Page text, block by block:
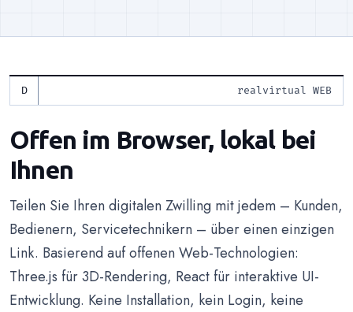
realvirtual WEB
Offen im Browser, lokal bei
Ihnen
Teilen Sie Ihren digitalen Zwilling mit jedem – Kunden,
Bedienern, Servicetechnikern – über einen einzigen
Link. Basierend auf offenen Web-Technologien:
Three.js für 3D-Rendering, React für interaktive UI-
Entwicklung. Keine Installation, kein Login, keine